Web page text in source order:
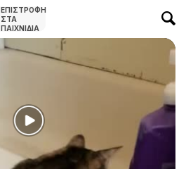
ΕΠΙΣΤΡΟΦΉ
ΣΤΑ
ΠΑΙΧΝΊΔΙΑ